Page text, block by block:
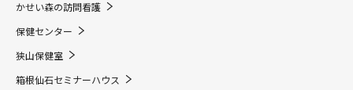
かせい森の訪問看護
保健センター
狭山保健室
箱根仙石セミナーハウス